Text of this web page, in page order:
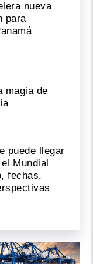
nueva
para
magia de
puede llegar
Mundial
fechas,